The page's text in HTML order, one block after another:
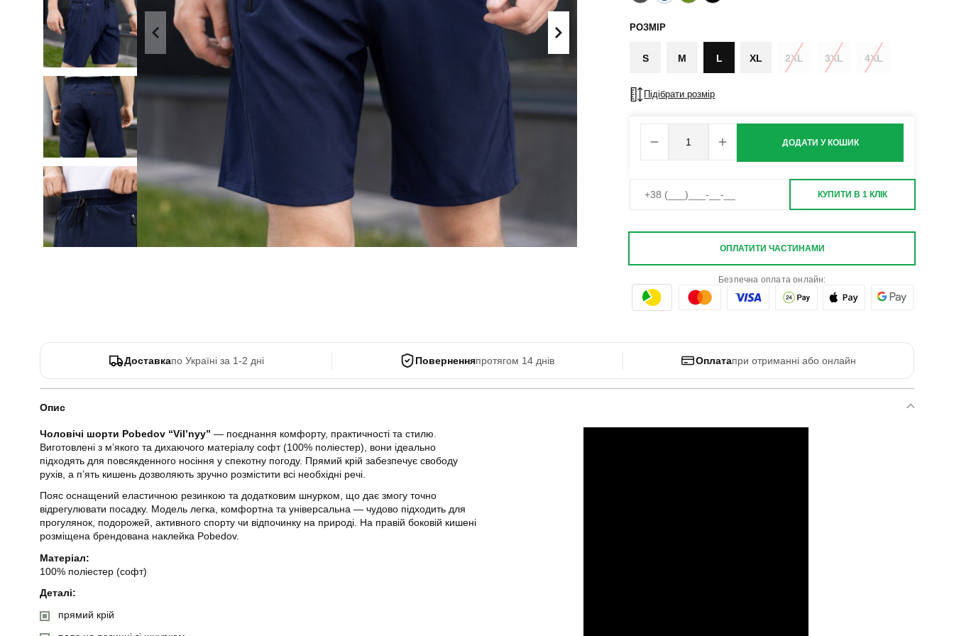
Комбінезони
Спортивні
костюми
Кежуал
Поло
Сорочки
Футболки
ХУДІ, СВІТШОТИ, СВЕТРИ
Світшоти
Боді
РОЗМІР
S M L XL 2XL 3XL 4XL
Підібрати розмір
ДОДАТИ У КОШИК
КУПИТИ В 1 КЛІК
ОПЛАТИТИ ЧАСТИНАМИ
Безпечна оплата онлайн:
Доставкапо Україні за 1-2 дні Поверненняпротягом 14 днів Оплатапри отриманні або онлайн
Опис
Чоловічі шорти Pobedov “Vil’nyy” — поєднання комфорту, практичності та стилю.
Виготовлені з м’якого та дихаючого матеріалу софт (100% поліестер), вони ідеально
підходять для повсякденного носіння у спекотну погоду. Прямий крій забезпечує свободу
рухів, а п’ять кишень дозволяють зручно розмістити всі необхідні речі.
Пояс оснащений еластичною резинкою та додатковим шнурком, що дає змогу точно
відрегулювати посадку. Модель легка, комфортна та універсальна — чудово підходить для
прогулянок, подорожей, активного спорту чи відпочинку на природі. На правій боковій кишені
розміщена брендована наклейка Pobedov.
Матеріал:
100% поліестер (софт)
Деталі:
прямий крій